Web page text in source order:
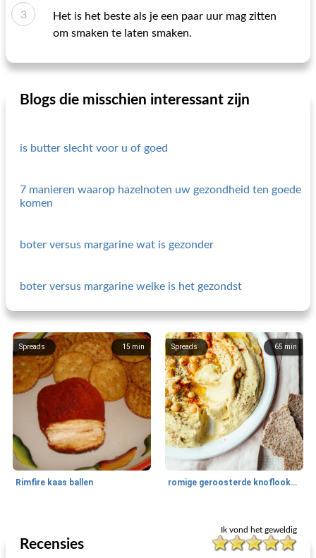
Het is het beste als je een paar uur mag zitten
om smaken te laten smaken.
Blogs die misschien interessant zijn
is butter slecht voor u of goed
7 manieren waarop hazelnoten uw gezondheid ten goede
komen
boter versus margarine wat is gezonder
boter versus margarine welke is het gezondst
15 min
Spreads
Rimfire kaas ballen
65min
Spreads
romige geroosterde knoflookhummus
Ik vond het geweldig
Recensies